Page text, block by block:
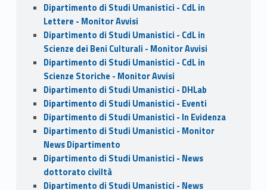
Dipartimento di Studi Umanistici - CdL in
Lettere - Monitor Avvisi
Dipartimento di Studi Umanistici - CdL in
Scienze dei Beni Culturali - Monitor Avvisi
Dipartimento di Studi Umanistici - CdL in
Scienze Storiche - Monitor Avvisi
Dipartimento di Studi Umanistici - DHLab
Dipartimento di Studi Umanistici - Eventi
Dipartimento di Studi Umanistici - In Evidenza
Dipartimento di Studi Umanistici - Monitor
News Dipartimento
Dipartimento di Studi Umanistici - News
dottorato civiltà
Dipartimento di Studi Umanistici - News